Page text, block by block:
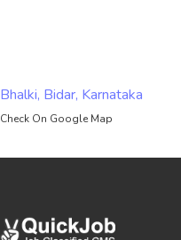
Bhalki, Bidar, Karnataka
Check On Google Map